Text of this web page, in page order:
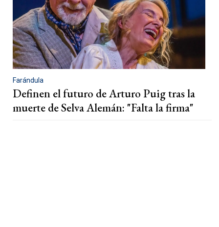
Farándula
Definen el futuro de Arturo Puig tras la
muerte de Selva Alemán: "Falta la firma"